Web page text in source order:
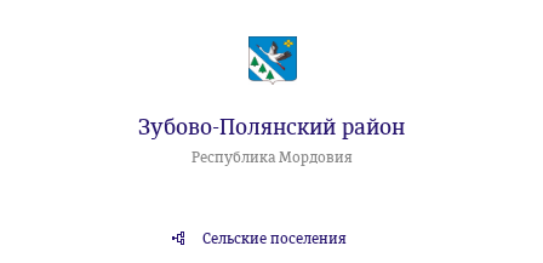
Зубово-Полянский район
Республика Мордовия
Сельские поселения